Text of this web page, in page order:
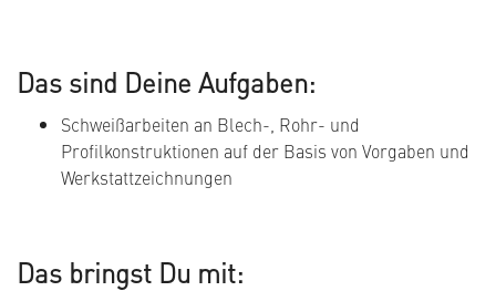
Das sind Deine Aufgaben:
Schweißarbeiten an Blech-, Rohr- und
Profilkonstruktionen auf der Basis von Vorgaben und
Werkstattzeichnungen
Das bringst Du mit: